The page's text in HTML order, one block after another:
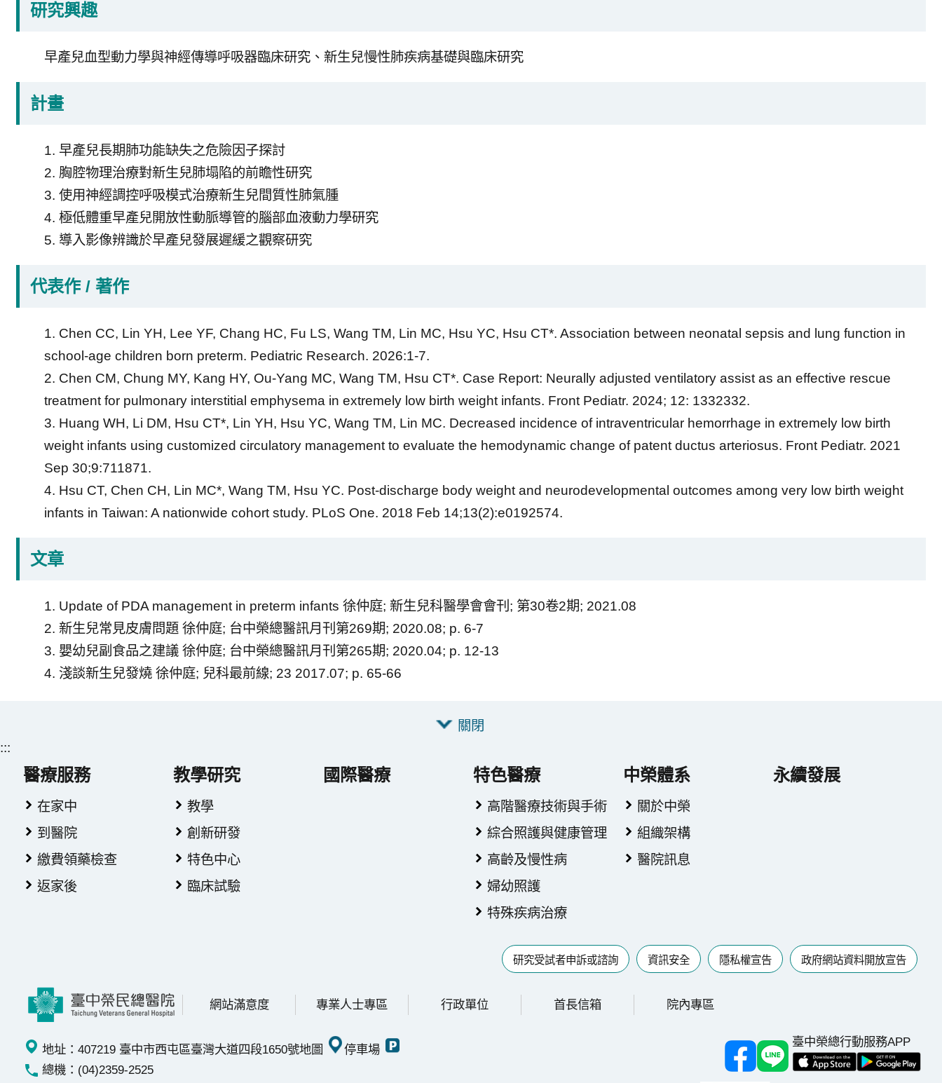
研究興趣
早產兒血型動力學與神經傳導呼吸器臨床研究、新生兒慢性肺疾病基礎與臨床研究
計畫
1. 早產兒長期肺功能缺失之危險因子探討
2. 胸腔物理治療對新生兒肺塌陷的前瞻性研究
3. 使用神經調控呼吸模式治療新生兒間質性肺氣腫
4. 極低體重早產兒開放性動脈導管的腦部血液動力學研究
5. 導入影像辨識於早產兒發展遲緩之觀察研究
代表作 / 著作
1. Chen CC, Lin YH, Lee YF, Chang HC, Fu LS, Wang TM, Lin MC, Hsu YC, Hsu CT*. Association between neonatal sepsis and lung function in
school-age children born preterm. Pediatric Research. 2026:1-7.
2. Chen CM, Chung MY, Kang HY, Ou-Yang MC, Wang TM, Hsu CT*. Case Report: Neurally adjusted ventilatory assist as an effective rescue
treatment for pulmonary interstitial emphysema in extremely low birth weight infants. Front Pediatr. 2024; 12: 1332332.
3. Huang WH, Li DM, Hsu CT*, Lin YH, Hsu YC, Wang TM, Lin MC. Decreased incidence of intraventricular hemorrhage in extremely low birth
weight infants using customized circulatory management to evaluate the hemodynamic change of patent ductus arteriosus. Front Pediatr. 2021
Sep 30;9:711871.
4. Hsu CT, Chen CH, Lin MC*, Wang TM, Hsu YC. Post-discharge body weight and neurodevelopmental outcomes among very low birth weight
infants in Taiwan: A nationwide cohort study. PLoS One. 2018 Feb 14;13(2):e0192574.
文章
1. Update of PDA management in preterm infants 徐仲庭; 新生兒科醫學會會刊; 第30卷2期; 2021.08
2. 新生兒常見皮膚問題 徐仲庭; 台中榮總醫訊月刊第269期; 2020.08; p. 6-7
3. 嬰幼兒副食品之建議 徐仲庭; 台中榮總醫訊月刊第265期; 2020.04; p. 12-13
4. 淺談新生兒發燒 徐仲庭; 兒科最前線; 23 2017.07; p. 65-66
關閉
:::
醫療服務
在家中
到醫院
繳費領藥檢查
返家後
教學研究
教學
創新研發
特色中心
臨床試驗
國際醫療 特色醫療
高階醫療技術與手術
綜合照護與健康管理
高齡及慢性病
婦幼照護
特殊疾病治療
中榮體系
關於中榮
組織架構
醫院訊息
永續發展
研究受試者申訴或諮詢 資訊安全 隱私權宣告 政府網站資料開放宣告
網站滿意度 專業人士專區 行政單位 首長信箱 院內專區
臺中榮總行動服務APP
地址：407219 臺中市西屯區臺灣大道四段1650號地圖
停車場
總機：(04)2359-2525